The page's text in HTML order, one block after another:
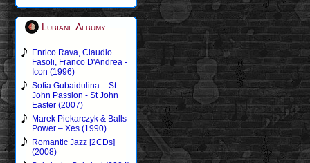
Lubiane Albumy
Enrico Rava, Claudio
Fasoli, Franco D'Andrea -
Icon (1996)
Sofia Gubaidulina – St
John Passion - St John
Easter (2007)
Marek Piekarczyk & Balls
Power – Xes (1990)
Romantic Jazz [2CDs]
(2008)